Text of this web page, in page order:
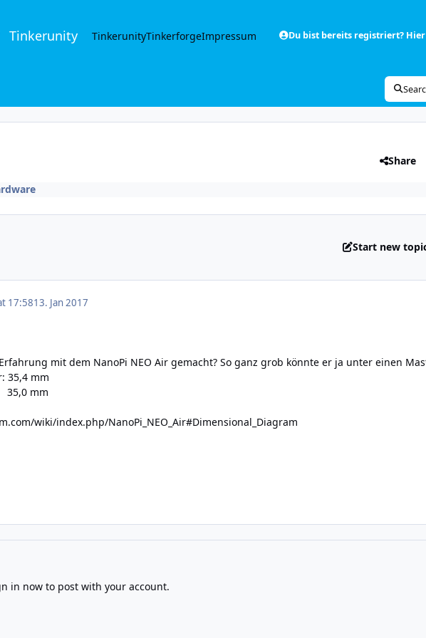
Tinkerunity TinkerunityTinkerforgeImpressum Du bist bereits registriert?
Share
Start new
17:5813. Jan 2017
mit dem NanoPi NEO Air gemacht? So ganz grob könnte er ja unter einen
35,4 mm
35,0 mm
wiki/index.php/NanoPi_NEO_Air#Dimensional_Diagram
in nowto post with your account.